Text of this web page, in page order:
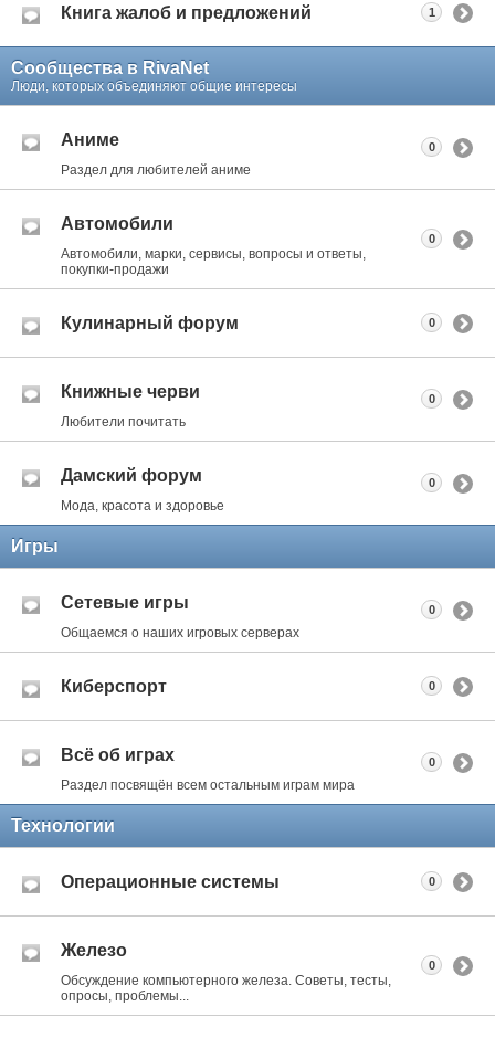
Книга жалоб и предложений 1
Сообщества в RivaNet
Люди, которых объединяют общие интересы
Аниме
Раздел для любителей аниме
0
Автомобили
Автомобили, марки, сервисы, вопросы и ответы,
покупки-продажи
0
Кулинарный форум 0
Книжные черви
Любители почитать
0
Дамский форум
Мода, красота и здоровье
0
Игры
Сетевые игры
Общаемся о наших игровых серверах
0
Киберспорт 0
Всё об играх
Раздел посвящён всем остальным играм мира
0
Технологии
Операционные системы 0
Железо
Обсуждение компьютерного железа. Советы, тесты,
опросы, проблемы...
0